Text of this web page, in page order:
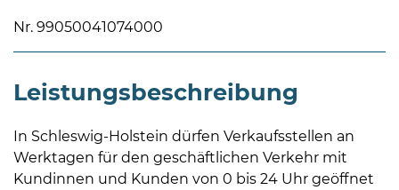
08
Nr. 99050041074000
Leistungsbeschreibung
In Schleswig-Holstein dürfen Verkaufsstellen an
Werktagen für den geschäftlichen Verkehr mit
Kundinnen und Kunden von 0 bis 24 Uhr geöffnet